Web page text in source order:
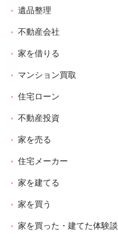
遺品整理
不動産会社
家を借りる
マンション買取
住宅ローン
不動産投資
家を売る
住宅メーカー
家を建てる
家を買う
家を買った・建てた体験談